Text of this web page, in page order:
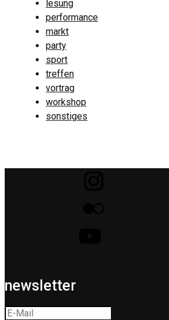
lesung
performance
markt
party
sport
treffen
vortrag
workshop
sonstiges
newsletter